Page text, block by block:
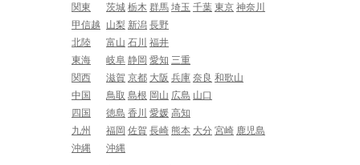
関東
茨城 栃木 群馬 埼玉 千葉 東京 神奈川
甲信越
山梨 新潟 長野
北陸
富山 石川 福井
東海
岐阜 静岡 愛知 三重
関西
滋賀 京都 大阪 兵庫 奈良 和歌山
中国
鳥取 島根 岡山 広島 山口
四国
徳島 香川 愛媛 高知
九州
福岡 佐賀 長崎 熊本 大分 宮崎 鹿児島
沖縄
沖縄